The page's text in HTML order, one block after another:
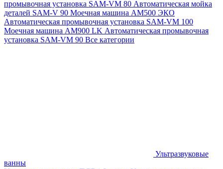
промывочная установка SAM-VM 80 Автоматическая мойка
деталей SAM-V 90 Моечная машина АМ500 ЭКО
Автоматическая промывочная установка SAM-VM 100
Моечная машина AM900 LK Автоматическая промывочная
установка SAM-VM 90 Все категории
Ультразвуковые
ванны